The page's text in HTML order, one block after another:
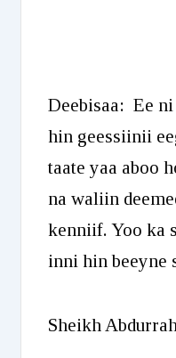
Deebisaa: Ee ni
hin geessiinii
taate yaa aboo
na waliin
kenniif. Yoo ka
inni hin beeyne
Sheikh